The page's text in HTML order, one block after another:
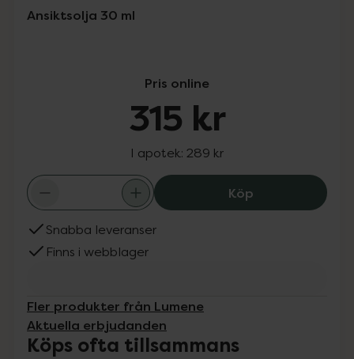
Ansiktsolja 30 ml
Pris online
315 kr
I apotek: 289 kr
KöpLumene Nordic
Snabba leveranser
Finns i webblager
Fler produkter från Lumene
Aktuella erbjudanden
Köps ofta tillsammans